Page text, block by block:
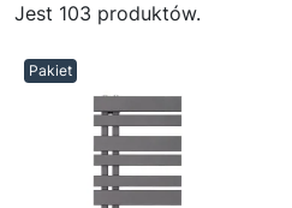
Jest 103 produktów.
Pakiet